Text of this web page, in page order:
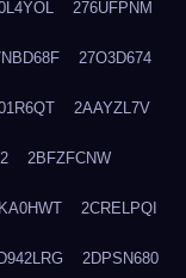
276UFPNM
27O3D674
2AAYZL7V
2BFZFCNW
2CRELPQI
2DPSN680